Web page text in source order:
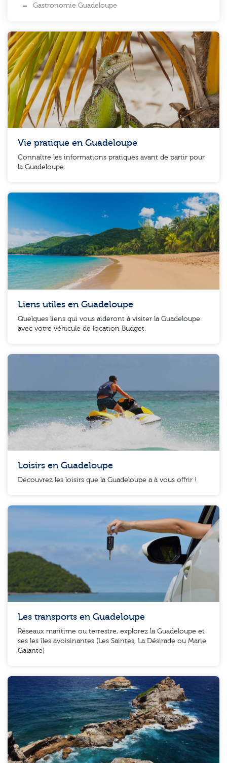
Gastronomie Guadeloupe
Vie pratique en Guadeloupe
Connaître les informations pratiques avant de partir pour
la Guadeloupe.
Liens utiles en Guadeloupe
Quelques liens qui vous aideront à visiter la Guadeloupe
avec votre véhicule de location Budget.
Loisirs en Guadeloupe
Découvrez les loisirs que la Guadeloupe a à vous offrir !
Les transports en Guadeloupe
Réseaux maritime ou terrestre, explorez la Guadeloupe et
ses les îles avoisinantes (Les Saintes, La Désirade ou Marie
Galante)